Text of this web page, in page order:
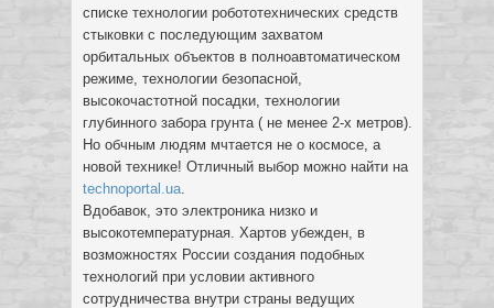
списке технологии робототехнических средств
стыковки с последующим захватом
орбитальных объектов в полноавтоматическом
режиме, технологии безопасной,
высокочастотной посадки, технологии
глубинного забора грунта ( не менее 2-х метров).
Но обчным людям мчтается не о космосе, а
новой технике! Отличный выбор можно найти на
technoportal.ua.
Вдобавок, это электроника низко и
высокотемпературная. Хартов убежден, в
возможностях России создания подобных
технологий при условии активного
сотрудничества внутри страны ведущих